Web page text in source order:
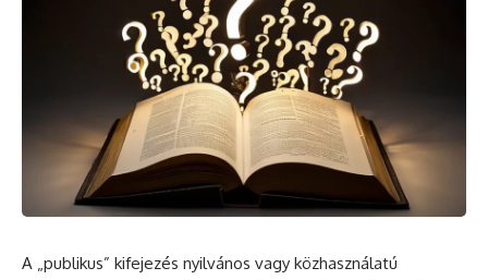
A „publikus” kifejezés nyilvános vagy közhasználatú